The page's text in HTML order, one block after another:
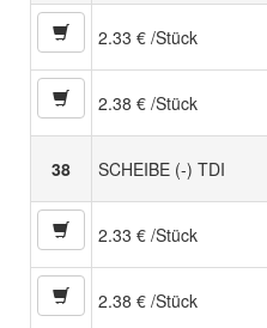
2.33 € /Stück
2.38 € /Stück
38 SCHEIBE (-) TDI
2.33 € /Stück
2.38 € /Stück